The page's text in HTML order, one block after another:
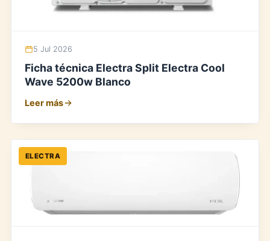
5 Jul 2026
Ficha técnica Electra Split Electra Cool
Wave 5200w Blanco
Leer más
ELECTRA